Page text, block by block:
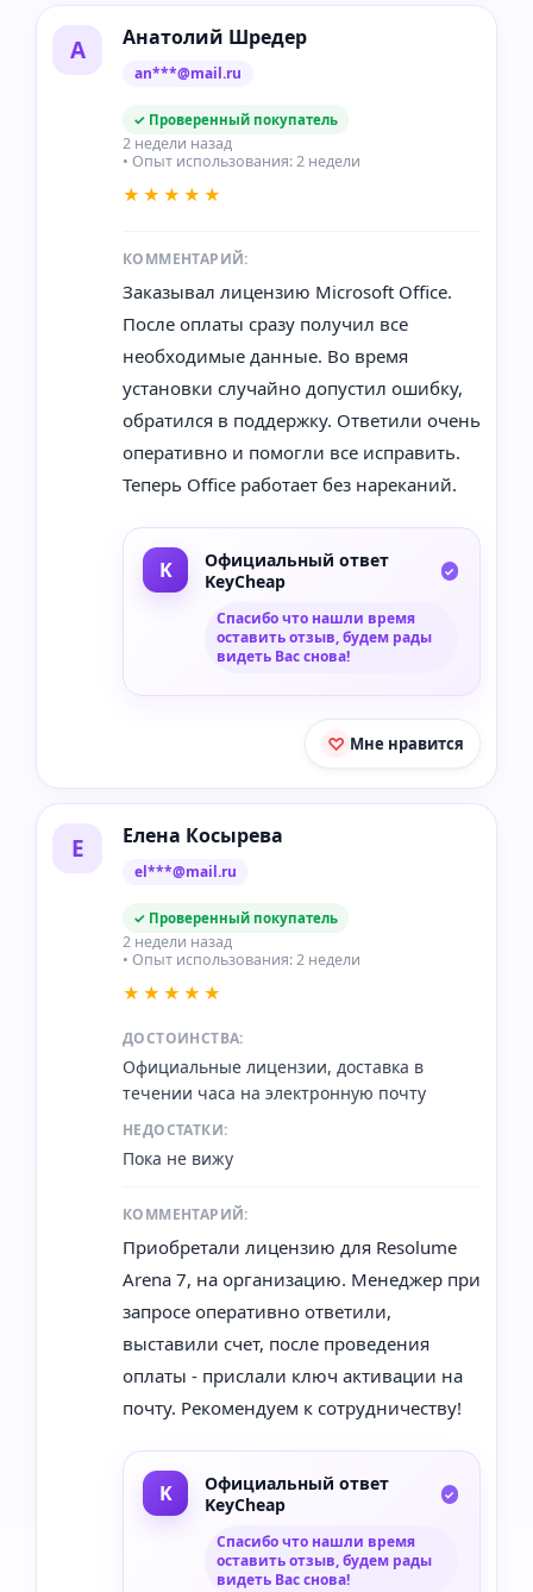
А Анатолий Шредер
an***@mail.ru
✓ Проверенный покупатель
2 недели назад
• Опыт использования: 2 недели
★★★★★
КОММЕНТАРИЙ:
Заказывал лицензию Microsoft Office.
После оплаты сразу получил все
необходимые данные. Во время
установки случайно допустил ошибку,
обратился в поддержку. Ответили очень
оперативно и помогли все исправить.
Теперь Office работает без нареканий.
Официальный ответ
KeyCheap
Спасибо что нашли время
оставить отзыв, будем рады
видеть Вас снова!
Мне нравится
Е Елена Косырева
el***@mail.ru
✓ Проверенный покупатель
2 недели назад
• Опыт использования: 2 недели
★★★★★
ДОСТОИНСТВА:
Официальные лицензии, доставка в
течении часа на электронную почту
НЕДОСТАТКИ:
Пока не вижу
КОММЕНТАРИЙ:
Приобретали лицензию для Resolume
Arena 7, на организацию. Менеджер при
запросе оперативно ответили,
выставили счет, после проведения
оплаты - прислали ключ активации на
почту. Рекомендуем к сотрудничеству!
Официальный ответ
KeyCheap
Спасибо что нашли время
оставить отзыв, будем рады
видеть Вас снова!